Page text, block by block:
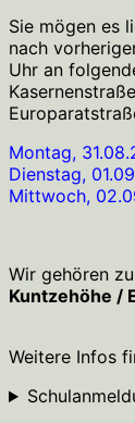
Sie mögen es
nach
Uhr an
Montag,
Dienstag,
Mittwoch,
Wir gehören
Kuntzehöhe /
Weitere Infos